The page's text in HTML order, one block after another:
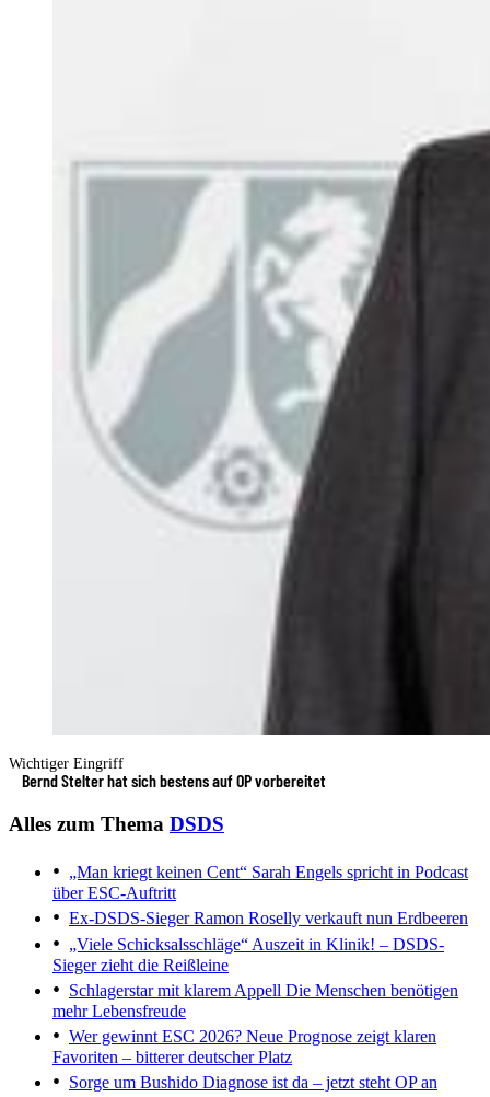
Wichtiger Eingriff
Bernd Stelter hat sich bestens auf OP vorbereitet
Alles zum Thema DSDS
„Man kriegt keinen Cent“ Sarah Engels spricht in Podcast
über ESC-Auftritt
Ex-DSDS-SiegerRamon Roselly verkauft nun Erdbeeren
„Viele Schicksalsschläge“ Auszeit in Klinik! – DSDS-
Sieger zieht die Reißleine
Schlagerstar mit klarem Appell Die Menschen benötigen
mehr Lebensfreude
Wer gewinnt ESC 2026? Neue Prognose zeigt klaren
Favoriten – bitterer deutscher Platz
Sorge um Bushido Diagnose ist da – jetzt steht OP an